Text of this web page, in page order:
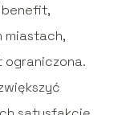
miastach,
ograniczona.